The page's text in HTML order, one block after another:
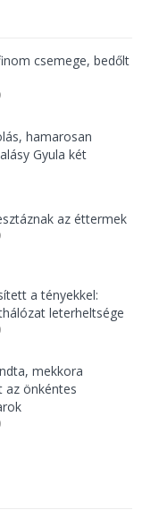
csemege, bedőlt
hamarosan
Gyula két
az éttermek
a tényekkel:
leterheltsége
mekkora
az önkéntes